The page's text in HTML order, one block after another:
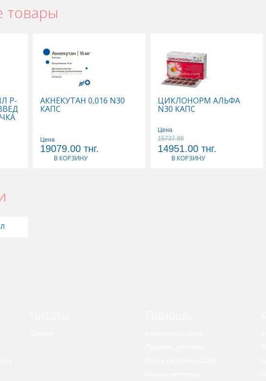
товары
Р- АКНЕКУТАН 0,016 N30
КАПС
Цена
19079.00 тнг.
В КОРЗИНУ
ЦИКЛОНОРМ АЛЬФА
N30 КАПС
Цена
15737.89
14951.00 тнг.
В КОРЗИНУ